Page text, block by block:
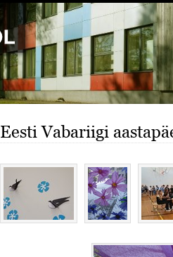
Eesti Vabariigi